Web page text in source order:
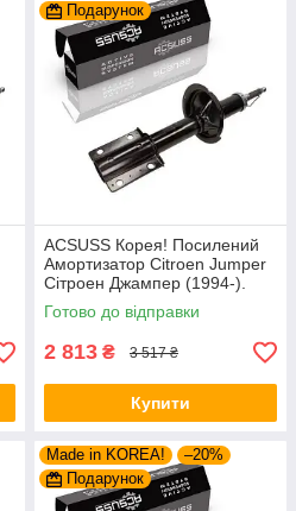
Подарунок
ACSUSS Корея! Посилений
Амортизатор Citroen Jumper
Сітроен Джампер (1994-).
Передній. Шток 25mm.
280975 , 635853
Готово до відправки
2 813 ₴ 3 517 ₴
Купити
Made in KOREA!
–20%
Подарунок